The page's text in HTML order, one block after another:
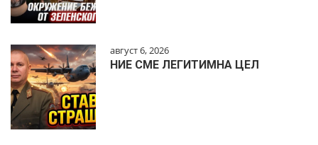
август 6, 2026
НИЕ СМЕ ЛЕГИТИМНА ЦЕЛ